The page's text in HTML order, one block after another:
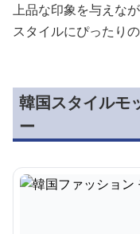
上品な印象を与えな
スタイルにぴったり
韓国スタイルモ
ー